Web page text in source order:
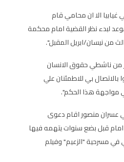
الا ان محامي قام
لبدء نظر القضية امام محكمة
من نيسان/ابريل المقبل".
من ناشطي حقوق الانسان
بالاتصال بي للاطمئنان علي
مواجهة هذا الحكم".
عسران منصور اقام دعوى
قبل بضع سنوات يتهمه فيها
في مسرحية "الزعيم" وفيلم